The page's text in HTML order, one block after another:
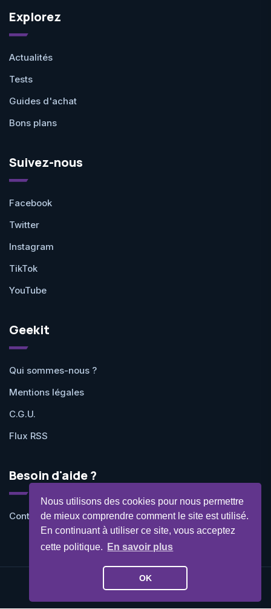
Nous utilisons des cookies pour nous permettre
de mieux comprendre comment le site est utilisé.
En continuant à utiliser ce site, vous acceptez
cette politique.
En savoir plus
OK
Explorez
Actualités
Tests
Guides d'achat
Bons plans
Suivez-nous
Facebook
Twitter
Instagram
TikTok
YouTube
Geekit
Qui sommes-nous ?
Mentions légales
C.G.U.
Flux RSS
Besoin d'aide ?
Contactez-nous
©Geekit 2026 - Tous droits réservés